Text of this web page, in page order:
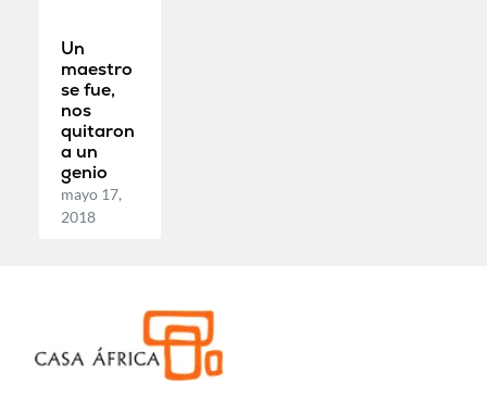
Un
maestro
se fue,
nos
quitaron
a un
genio
mayo 17,
2018